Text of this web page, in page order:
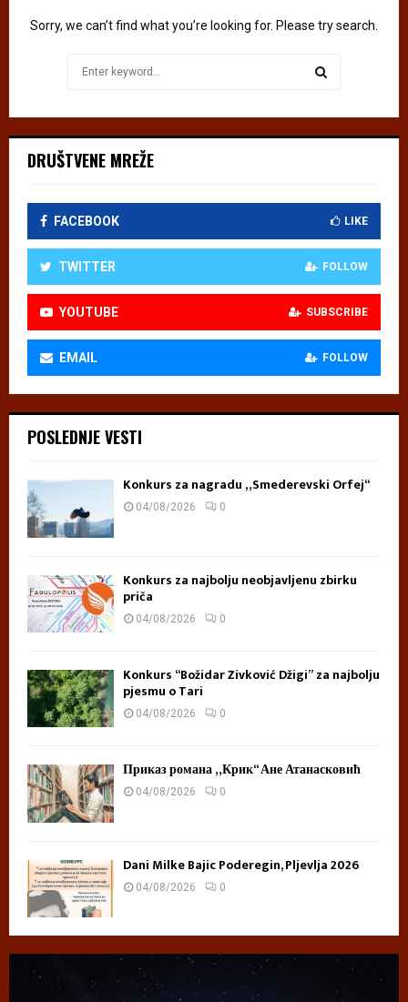
i
ć
Sorry, we can’t find what you’re looking for. Please try search.
DRUŠTVENE MREŽE
FACEBOOK LIKE
TWITTER FOLLOW
YOUTUBE SUBSCRIBE
EMAIL FOLLOW
POSLEDNJE VESTI
Konkurs za nagradu „Smederevski Orfej“
04/08/2026 0
Konkurs za najbolju neobjavljenu zbirku
priča
04/08/2026 0
Konkurs “Božidar Živković Džigi” za najbolju
pjesmu o Tari
04/08/2026 0
Приказ романа „Крик“ Ане Атанасковић
04/08/2026 0
Dani Milke Bajic Poderegin, Pljevlja 2026
04/08/2026 0